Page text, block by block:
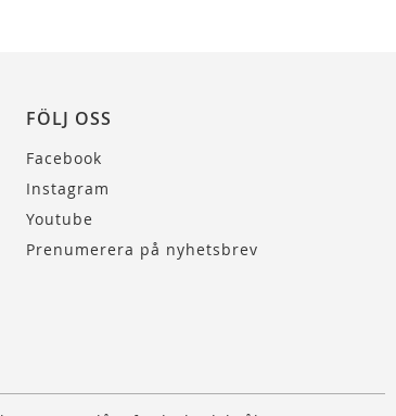
FÖLJ OSS
Facebook
Instagram
Youtube
Prenumerera på nyhetsbrev